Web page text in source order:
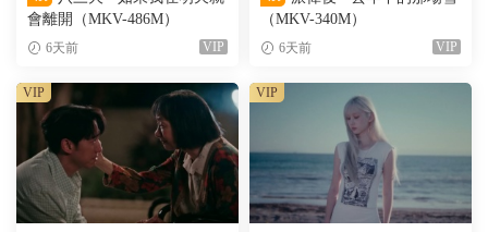
會離開（MKV-486M）
6天前 VIP
（MKV-340M）
6天前 VIP
VIP VIP